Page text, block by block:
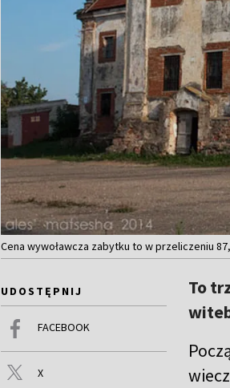
Cena wywoławcza zabytku to w przeliczeniu
UDOSTĘPNIJ
FACEBOOK
X
To